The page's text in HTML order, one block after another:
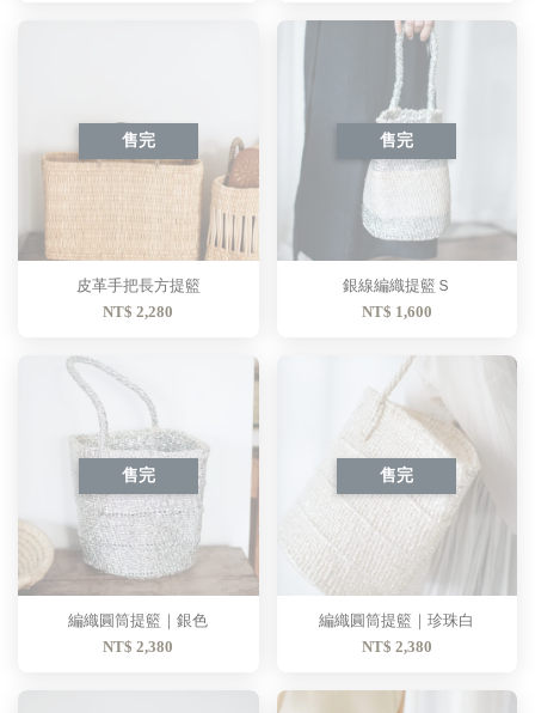
售完
皮革手把長方提籃
NT$ 2,280
售完
銀線編織提籃Ｓ
NT$ 1,600
售完
編織圓筒提籃｜銀色
NT$ 2,380
售完
編織圓筒提籃｜珍珠白
NT$ 2,380